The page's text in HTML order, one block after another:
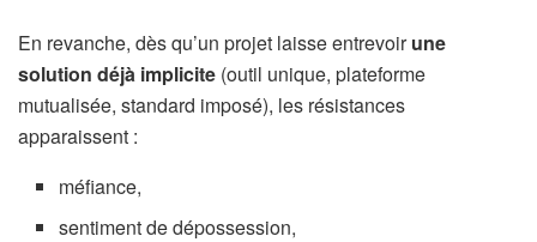
En revanche, dès qu’un projet laisse entrevoirune
solution déjà implicite (outil unique, plateforme
mutualisée, standard imposé), les résistances
apparaissent :
méfiance,
sentiment de dépossession,